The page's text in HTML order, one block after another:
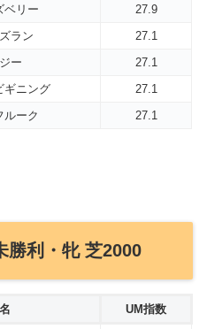
ベリー
27.9
ラン
27.1
ー
27.1
ギニング
27.1
ルーク 27.1
勝利・牝 芝2000
UM指数